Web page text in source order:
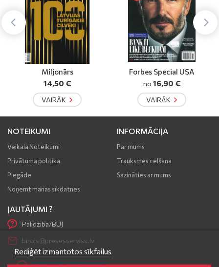
Forbes Special USA
no16,90 €
VAIRĀK
China Times EU
9,90 €
VAIRĀK
NOTEIKUMI
Veikala Noteikumi
Privātuma politika
Piegāde
Noņemt manas sīkdatnes
INFORMĀCIJA
Par mums
Trauksmes celšana
Sazināties ar mums
Rediģēt izmantotos sīkfailus
JAUTĀJUMI ?
Palīdzība/BUJ
birojs@presesserviss.lv